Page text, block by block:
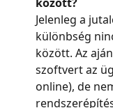
között?
Jelenleg a
különbség
között. Az
szoftvert az
online), de